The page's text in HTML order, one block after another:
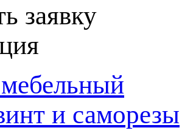
заявку
и саморезы